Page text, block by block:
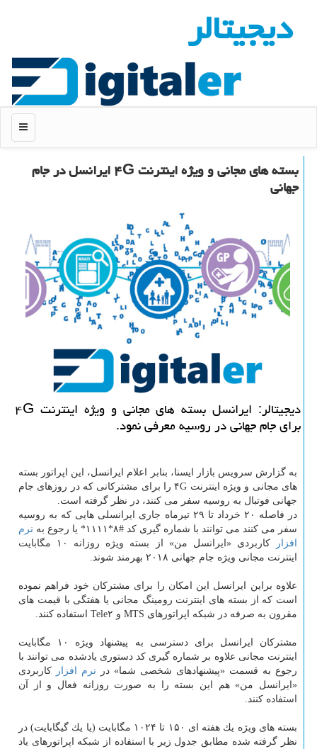
دیجیتالر
منو
بسته های مجانی و ویژه اینترنت ۴G ایرانسل در جام
جهانی
دیجیتالر: ایرانسل بسته های مجانی و ویژه اینترنت ۴G
برای جام جهانی در روسیه معرفی نمود.
به گزارش سرویس بازار ایسنا، بنابر اعلام ایرانسل، این اپراتور بسته
های مجانی و ویژه اینترنت ۴G را برای مشتركانی كه در روزهای جام
جهانی فوتبال به روسیه سفر می كنند، در نظر گرفته است.
در فاصله ۲۰ خرداد تا ۲۹ تیرماه جاری ایرانسلی هایی كه به روسیه
سفر می كنند می توانند با شماره گیری كد #۸*۱۱۱۱* یا رجوع به
نرم
افزار
كاربردی «ایرانسل من» از بسته ویژه روزانه ۱۰ مگابایت
اینترنت مجانی ویژه جام جهانی ۲۰۱۸ بهرمند شوند.
علاوه براین ایرانسل این امكان را برای مشتركان خود فراهم نموده
است كه از بسته های اینترنت رومینگ مجانی یا هفتگی با قیمت های
مقرون به صرفه در شبكه اپراتورهای MTS و Tele۲ استفاده كنند.
مشتركان ایرانسل برای دسترسی به پیشنهاد ویژه ۱۰ مگابایت
اینترنت مجانی علاوه بر شماره گیری كد دستوری یادشده می توانند با
رجوع به قسمت «پیشنهادهای شخصی شما» در نرم افزار
كاربردی
«ایرانسل من» هم این بسته را به صورت روزانه فعال و از آن
استفاده كنند.
بسته های ویژه یك هفته ای ۱۵۰ تا ۱۰۲۴ مگابایت (یا یك گیگابایت) در
نظر گرفته شده مطابق جدول زیر با استفاده از شبكه اپراتورهای یاد